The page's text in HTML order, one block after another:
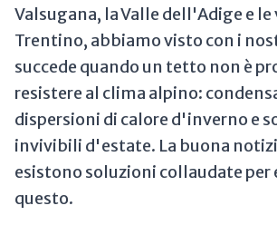
Valsugana, la Valle dell'Adige e le
Trentino, abbiamo visto con i
succede quando un tetto non è
resistere al clima alpino:
dispersioni di calore d'inverno e
invivibili d'estate. La buona
esistono soluzioni collaudate
questo.